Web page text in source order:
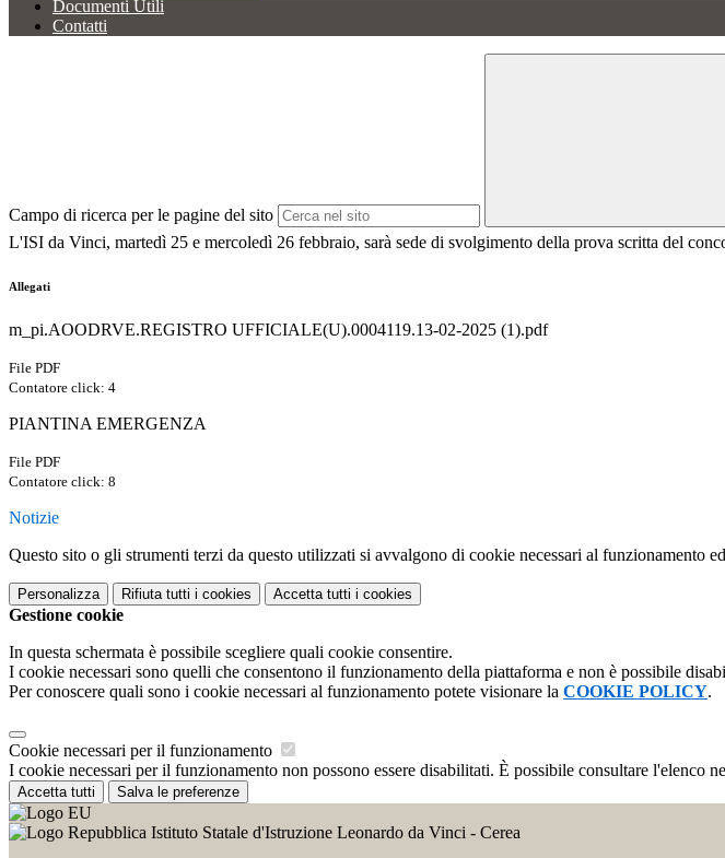
Documenti Utili
Contatti
Campo di ricerca per le pagine del sito
L'ISI da Vinci, martedì 25 e mercoledì 26 febbraio, sarà sede di svolgimento della prova scritta del
Allegati
m_pi.AOODRVE.REGISTRO UFFICIALE(U).0004119.13-02-2025 (1).pdf
File PDF
Contatore click: 4
PIANTINA EMERGENZA
File PDF
Contatore click: 8
Notizie
Questo sito o gli strumenti terzi da questo utilizzati si avvalgono di cookie necessari al funzionamento
Personalizza Rifiuta tutti i cookies Accetta tutti i cookies
Gestione cookie
In questa schermata è possibile scegliere quali cookie consentire.
I cookie necessari sono quelli che consentono il funzionamento della piattaforma e non è possibile
Per conoscere quali sono i cookie necessari al funzionamento potete visionare la COOKIE POLICY.
Cookie necessari per il funzionamento
I cookie necessari per il funzionamento non possono essere disabilitati. È possibile consultare l'elenco
Accetta tutti Salva le preferenze
Istituto Statale d'Istruzione Leonardo da Vinci - Cerea